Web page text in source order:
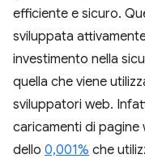
efficiente e sicuro.
sviluppata
investimento nella
quella che viene
sviluppatori web.
caricamenti di pagine
dello 0,001% che